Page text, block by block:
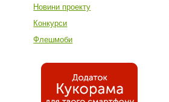
Новини проекту
Конкурси
Флешмоби